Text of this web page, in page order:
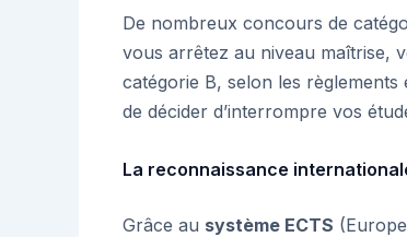
De nombreux concours de
vous arrêtez au niveau maîtrise,
catégorie B, selon les règlements
de décider d’interrompre vos
La reconnaissance
Grâce au système ECTS